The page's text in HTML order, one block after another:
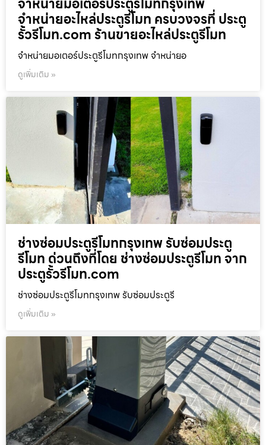
จำหน่ายอะไหล่ประตูรีโมท ครบวงจรที่ ประตู
รั้วรีโมท.com ร้านขายอะไหล่ประตูรีโมท
จำหน่ายมอเตอร์ประตูรีโมทกรุงเทพ จำหน่ายอ
ดูเพิ่มเติม »
ช่างซ่อมประตูรีโมทกรุงเทพ รับซ่อมประตู
รีโมท ด่วนถึงที่โดย ช่างซ่อมประตูรีโมท จาก
ประตูรั้วรีโมท.com
ช่างซ่อมประตูรีโมทกรุงเทพ รับซ่อมประตูรี
ดูเพิ่มเติม »